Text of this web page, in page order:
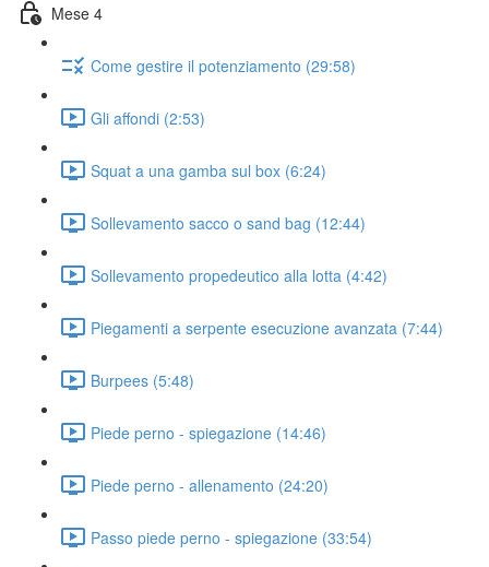
Mese 4
Come gestire il potenziamento (29:58)
Gli affondi (2:53)
Squat a una gamba sul box (6:24)
Sollevamento sacco o sand bag (12:44)
Sollevamento propedeutico alla lotta (4:42)
Piegamenti a serpente esecuzione avanzata (7:44)
Burpees (5:48)
Piede perno - spiegazione (14:46)
Piede perno - allenamento (24:20)
Passo piede perno - spiegazione (33:54)